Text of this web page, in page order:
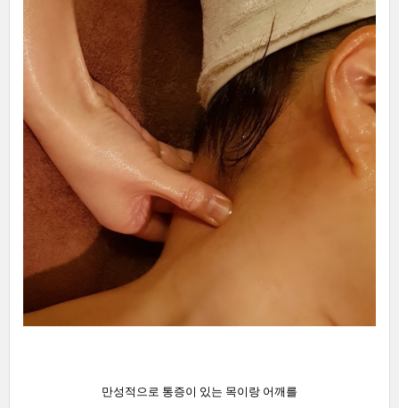
만성적으로 통증이 있는 목이랑 어깨를